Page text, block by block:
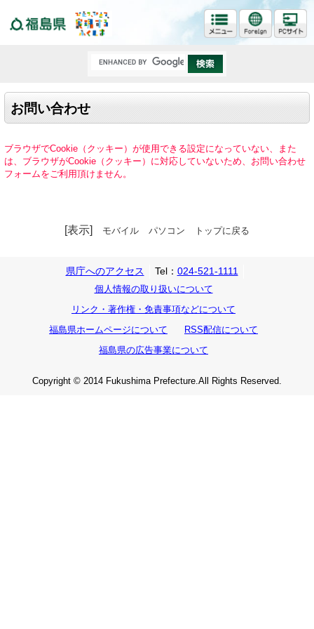
お問い合わせ
ブラウザでCookie（クッキー）が使用できる設定になっていない、また
は、ブラウザがCookie（クッキー）に対応していないため、お問い合わせ
フォームをご利用頂けません。
[表示] モバイル パソコン トップに戻る
県庁へのアクセス Tel： 024-521-1111
個人情報の取り扱いについて
リンク・著作権・免責事項などについて
福島県ホームページについて
RSS配信について
福島県の広告事業について
Copyright © 2014 Fukushima Prefecture.All Rights Reserved.